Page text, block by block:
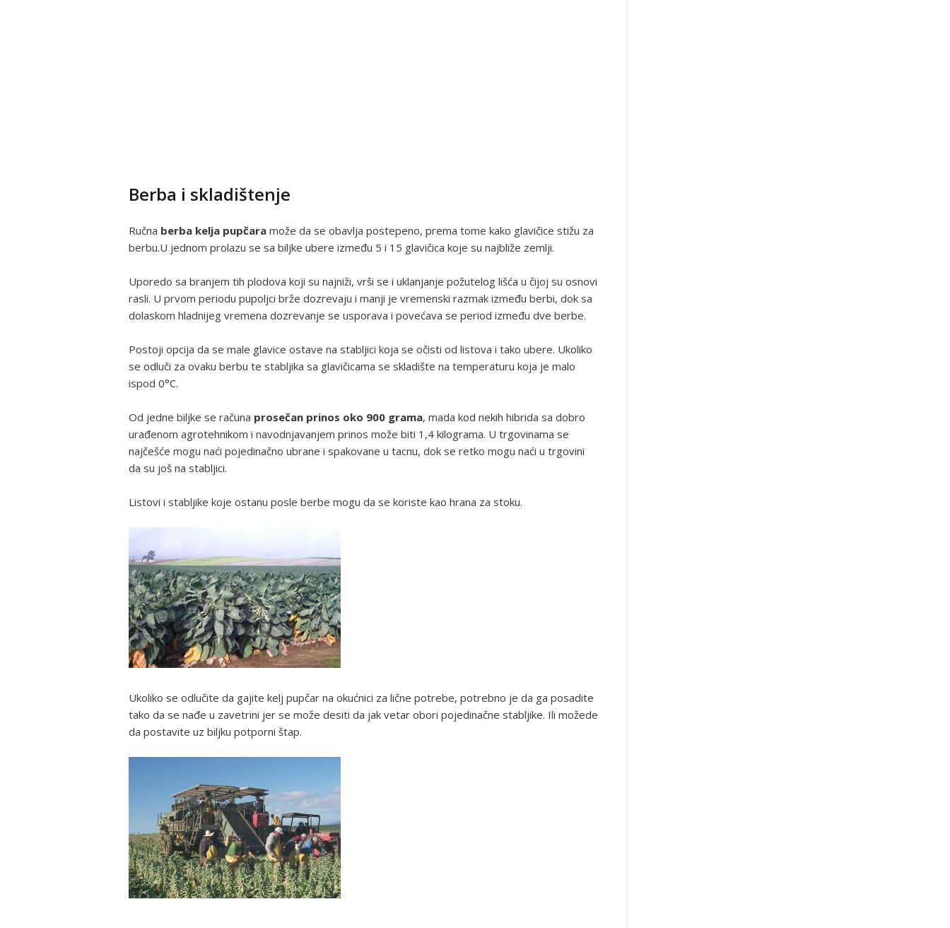
Berba i skladištenje
Ručna berba kelja pupčara može da se obavlja postepeno, prema tome kako glavičice stižu za
berbu.U jednom prolazu se sa biljke ubere između 5 i 15 glavičica koje su najbliže zemlji.
Uporedo sa branjem tih plodova koji su najniži, vrši se i uklanjanje požutelog lišća u čijoj su osnovi
rasli. U prvom periodu pupoljci brže dozrevaju i manji je vremenski razmak između berbi, dok sa
dolaskom hladnijeg vremena dozrevanje se usporava i povećava se period između dve berbe.
Postoji opcija da se male glavice ostave na stabljici koja se očisti od listova i tako ubere. Ukoliko
se odluči za ovaku berbu te stabljika sa glavičicama se skladište na temperaturu koja je malo
ispod 0°C.
Od jedne biljke se računa prosečan prinos oko 900 grama, mada kod nekih hibrida sa dobro
urađenom agrotehnikom i navodnjavanjem prinos može biti 1,4 kilograma. U trgovinama se
najčešće mogu naći pojedinačno ubrane i spakovane u tacnu, dok se retko mogu naći u trgovini
da su još na stabljici.
Listovi i stabljike koje ostanu posle berbe mogu da se koriste kao hrana za stoku.
Ukoliko se odlučite da gajite kelj pupčar na okućnici za lične potrebe, potrebno je da ga posadite
tako da se nađe u zavetrini jer se može desiti da jak vetar obori pojedinačne stabljike. Ili možede
da postavite uz biljku potporni štap.